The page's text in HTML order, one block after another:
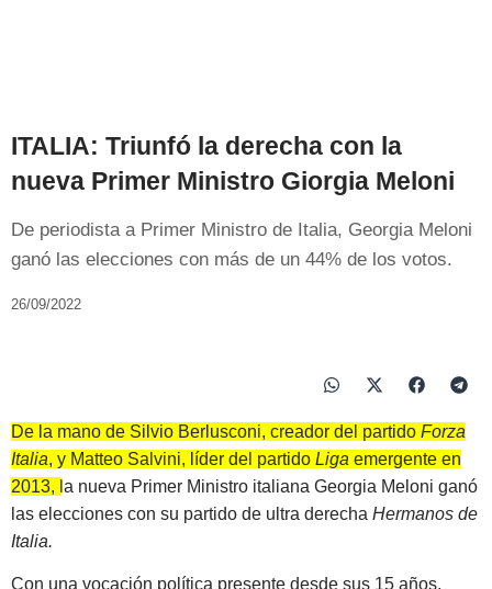
ITALIA: Triunfó la derecha con la
nueva Primer Ministro Giorgia Meloni
De periodista a Primer Ministro de Italia, Georgia Meloni
ganó las elecciones con más de un 44% de los votos.
26/09/2022
De la mano de Silvio Berlusconi, creador del partido Forza
Italia, y Matteo Salvini, líder del partido Liga emergente en
2013, la nueva Primer Ministro italiana Georgia Meloni ganó
las elecciones con su partido de ultra derecha Hermanos de
Italia.
Con una vocación política presente desde sus 15 años,